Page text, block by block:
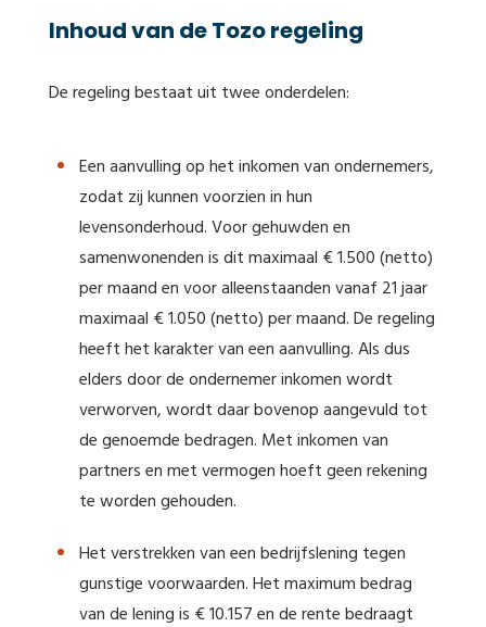
Inhoud van de Tozo regeling
De regeling bestaat uit twee onderdelen:
Een aanvulling op het inkomen van ondernemers,
zodat zij kunnen voorzien in hun
levensonderhoud. Voor gehuwden en
samenwonenden is dit maximaal € 1.500 (netto)
per maand en voor alleenstaanden vanaf 21 jaar
maximaal € 1.050 (netto) per maand. De regeling
heeft het karakter van een aanvulling. Als dus
elders door de ondernemer inkomen wordt
verworven, wordt daar bovenop aangevuld tot
de genoemde bedragen. Met inkomen van
partners en met vermogen hoeft geen rekening
te worden gehouden.
Het verstrekken van een bedrijfslening tegen
gunstige voorwaarden. Het maximum bedrag
van de lening is € 10.157 en de rente bedraagt